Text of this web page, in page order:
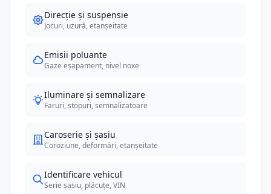
Direcție și suspensie
Jocuri, uzură, etanșeitate
Emisii poluante
Gaze eșapament, nivel noxe
Iluminare și semnalizare
Faruri, stopuri, semnalizatoare
Caroserie și șasiu
Coroziune, deformări, etanșeitate
Identificare vehicul
Serie șasiu, plăcuțe, VIN